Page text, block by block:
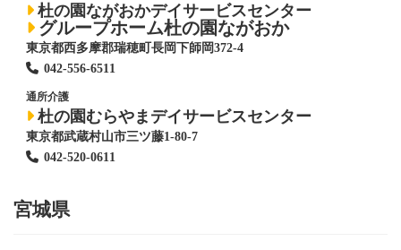
杜の園ながおかデイサービスセンター
グループホーム杜の園ながおか
東京都西多摩郡瑞穂町長岡下師岡372-4
042-556-6511
通所介護
杜の園むらやまデイサービスセンター
東京都武蔵村山市三ツ藤1-80-7
042-520-0611
宮城県